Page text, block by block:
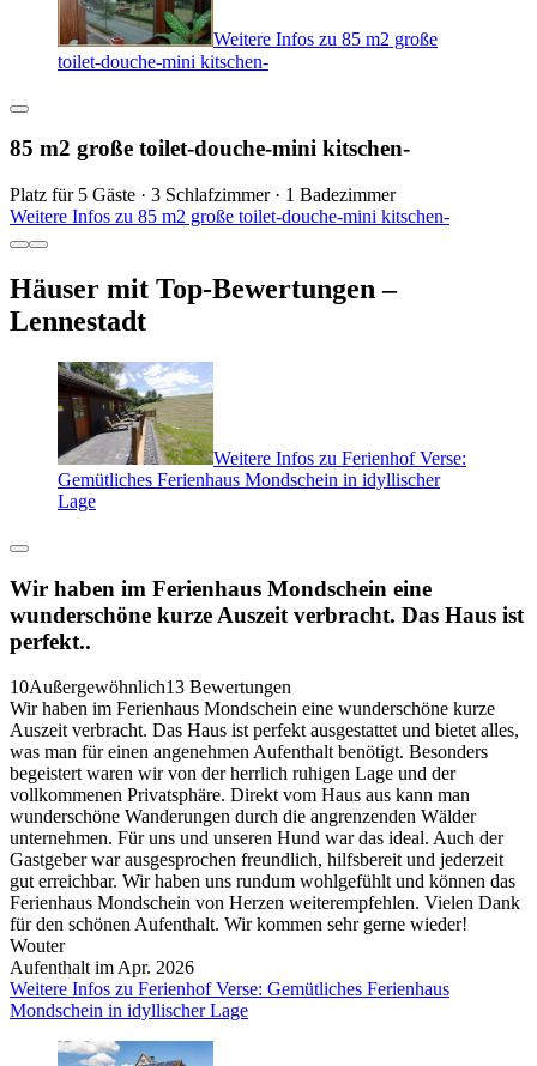
Weitere Infos zu 85 m2 große
toilet-douche-mini kitschen-
85 m2 große toilet-douche-mini kitschen-
Platz für 5 Gäste · 3 Schlafzimmer · 1 Badezimmer
Weitere Infos zu 85 m2 große toilet-douche-mini kitschen-
Häuser mit Top-Bewertungen –
Lennestadt
Weitere Infos zu Ferienhof Verse:
Gemütliches Ferienhaus Mondschein in idyllischer
Lage
Wir haben im Ferienhaus Mondschein eine
wunderschöne kurze Auszeit verbracht. Das Haus ist
perfekt..
10Außergewöhnlich13 Bewertungen
Wir haben im Ferienhaus Mondschein eine wunderschöne kurze
Auszeit verbracht. Das Haus ist perfekt ausgestattet und bietet alles,
was man für einen angenehmen Aufenthalt benötigt. Besonders
begeistert waren wir von der herrlich ruhigen Lage und der
vollkommenen Privatsphäre. Direkt vom Haus aus kann man
wunderschöne Wanderungen durch die angrenzenden Wälder
unternehmen. Für uns und unseren Hund war das ideal. Auch der
Gastgeber war ausgesprochen freundlich, hilfsbereit und jederzeit
gut erreichbar. Wir haben uns rundum wohlgefühlt und können das
Ferienhaus Mondschein von Herzen weiterempfehlen. Vielen Dank
für den schönen Aufenthalt. Wir kommen sehr gerne wieder!
Wouter
Aufenthalt im Apr. 2026
Weitere Infos zu Ferienhof Verse: Gemütliches Ferienhaus
Mondschein in idyllischer Lage